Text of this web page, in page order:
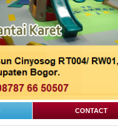
CONTACT